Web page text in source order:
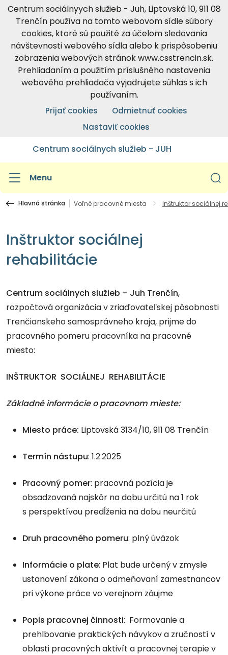
Centrum sociálnyych služieb - Juh, Liptovská 10, 911 08
Trenčín používa na tomto webovom sídle súbory
cookies, ktoré sú použité za účelom sledovania
návštevnosti webového sídla alebo k prispôsobeniu
zobrazenia webových stránok www.csstrencin.sk.
Prehliadaním a použitím príslušného nastavenia
webového prehliadača vyjadrujete súhlas s ich
používaním.
Prijať cookies
Odmietnuť cookies
Nastaviť cookies
Centrum sociálnych služieb - JUH
Menu
Hlavná stránka Voľné pracovné miesta Inštruktor sociálnej
Inštruktor sociálnej
rehabilitácie
Centrum sociálnych služieb – Juh Trenčín,
rozpočtová organizácia v zriaďovateľskej pôsobnosti
Trenčianskeho samosprávneho kraja, prijme do
pracovného pomeru pracovníka na pracovné
miesto:
INŠTRUKTOR SOCIÁLNEJ REHABILITÁCIE
Základné informácie o pracovnom mieste:
Miesto práce: Liptovská 3134/10, 911 08 Trenčín
Termín nástupu: 1.2.2025
Pracovný pomer: pracovná pozícia je
obsadzovaná najskôr na dobu určitú na 1 rok
s perspektívou predĺženia na dobu neurčitú
Druh pracovného pomeru: plný úväzok
Informácie o plate: Plat bude určený v zmysle
ustanovení zákona o odmeňovaní zamestnancov
pri výkone práce vo verejnom záujme
Popis pracovnej činnosti: Formovanie a
prehlbovanie praktických návykov a zručností v
oblasti pracovných aktivít a pracovnej terapie v